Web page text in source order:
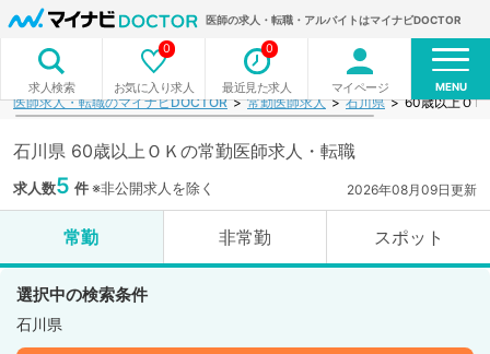
医師の求人・転職・アルバイトはマイナビDOCTOR
求人検索 お気に入り求人
0
最近見た求人
0
マイページ MENU
医師求人・転職のマイナビDOCTOR 常勤医師求人 石川県 60歳以上ＯＫ
石川県 60歳以上ＯＫの常勤医師求人・転職
求人数5 件※非公開求人を除く 2026年08月09日更新
常勤 非常勤 スポット
選択中の検索条件
石川県